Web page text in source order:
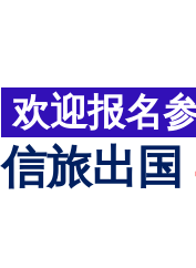
欢迎报名
信旅出国